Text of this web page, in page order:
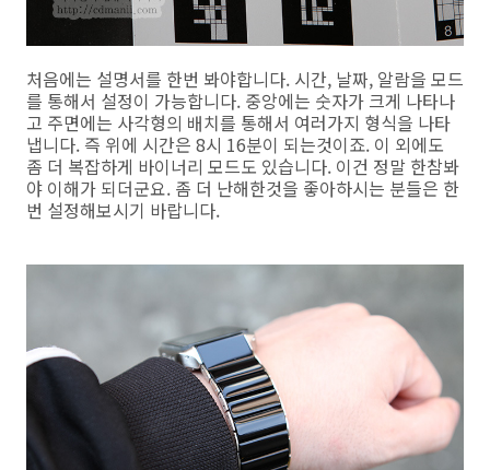
처음에는 설명서를 한번 봐야합니다. 시간, 날짜, 알람을 모드
를 통해서 설정이 가능합니다. 중앙에는 숫자가 크게 나타나
고 주면에는 사각형의 배치를 통해서 여러가지 형식을 나타
냅니다. 즉 위에 시간은 8시 16분이 되는것이죠. 이 외에도
좀 더 복잡하게 바이너리 모드도 있습니다. 이건 정말 한참봐
야 이해가 되더군요. 좀 더 난해한것을 좋아하시는 분들은 한
번 설정해보시기 바랍니다.